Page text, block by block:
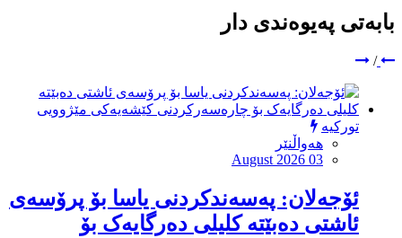
بابەتی پەیوەندی دار
/
تورکیە
هەواڵنێر
August 2026 03
ئۆجەلان: پەسەندکردنی یاسا بۆ پرۆسەی
ئاشتی دەبێتە کلیلی دەرگایەک بۆ